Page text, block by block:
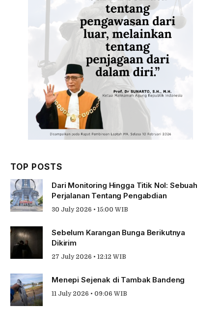
TOP POSTS
Dari Monitoring Hingga Titik Nol: Sebuah
Perjalanan Tentang Pengabdian
30 July 2026 • 15:00 WIB
Sebelum Karangan Bunga Berikutnya
Dikirim
27 July 2026 • 12:12 WIB
Menepi Sejenak di Tambak Bandeng
11 July 2026 • 09:06 WIB